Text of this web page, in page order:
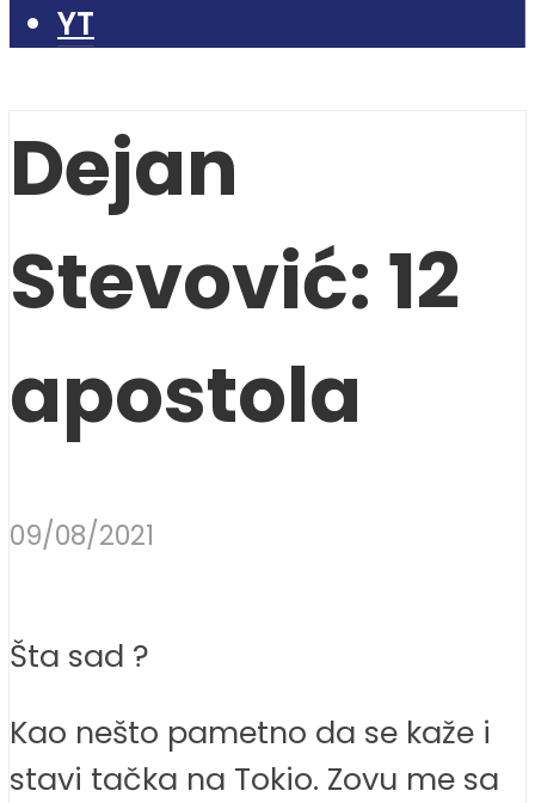
YT
Dejan
Stevović: 12
apostola
09/08/2021
Šta sad ?
Kao nešto pametno da se kaže i
stavi tačka na Tokio. Zovu me sa